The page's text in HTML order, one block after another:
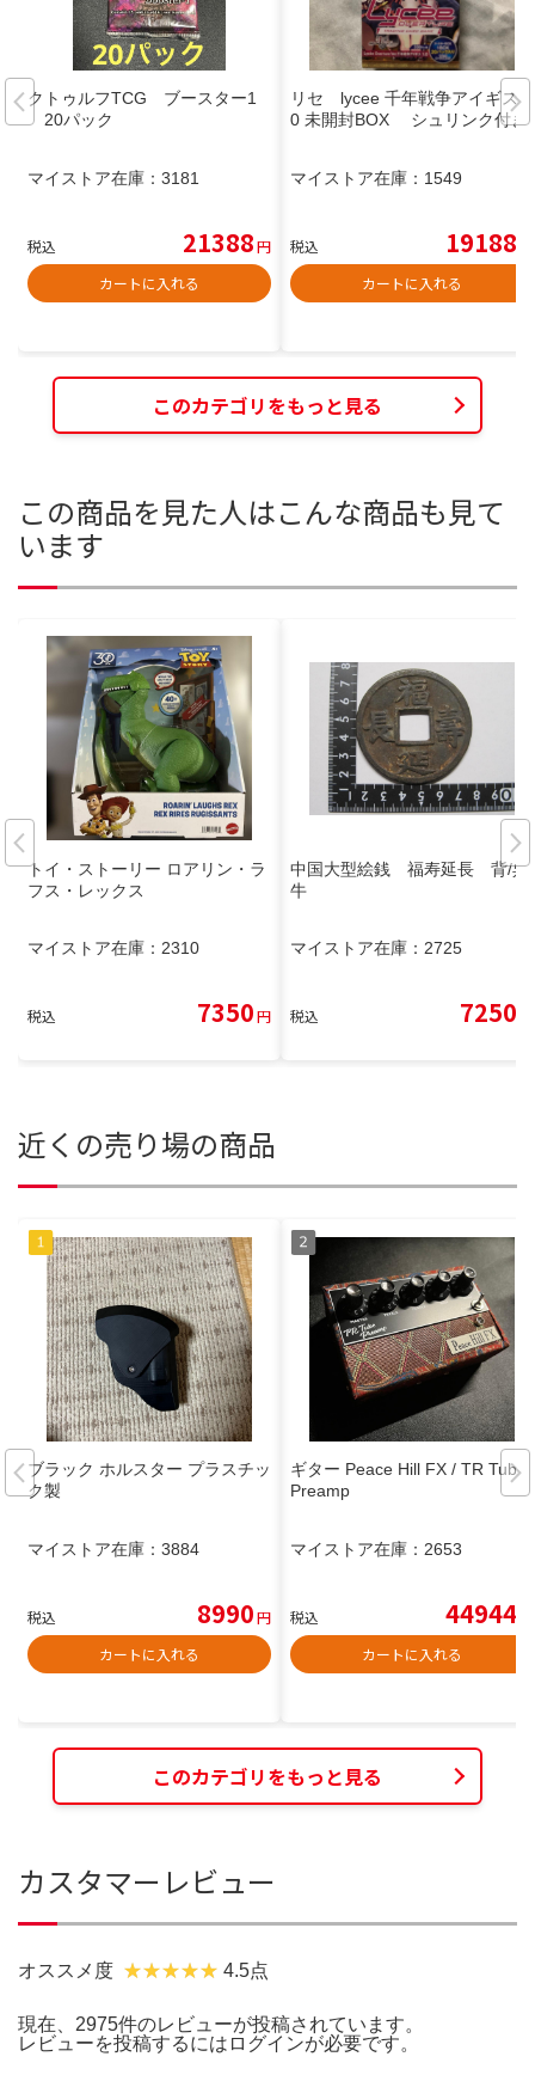
クトゥルフTCG ブースター1
20パック
マイストア在庫： 3181
税込 21388円
カートに入れる
リセ lycee 千年戦争アイギス1.
0 未開封BOX シュリンク付き
マイストア在庫： 1549
税込 19188
カートに入れる
このカテゴリをもっと見る
この商品を見た人はこんな商品も見て
います
トイ・ストーリー ロアリン・ラ
フス・レックス
マイストア在庫： 2310
税込 7350円
中国大型絵銭 福寿延長 背/呉
牛
マイストア在庫： 2725
税込 7250
近くの売り場の商品
ブラック ホルスター プラスチッ
ク製
マイストア在庫： 3884
税込 8990円
カートに入れる
ギター Peace Hill FX / TR Tube
Preamp
マイストア在庫： 2653
税込 44944
カートに入れる
このカテゴリをもっと見る
カスタマーレビュー
オススメ度 4.5点
現在、2975件のレビューが投稿されています。
レビューを投稿するには ログインが必要です。